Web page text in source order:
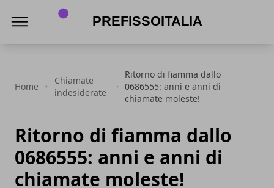
Home
Chiamate
indesiderate
Ritorno di fiamma dallo
0686555: anni e anni di
chiamate moleste!
Ritorno di fiamma dallo
0686555: anni e anni di
chiamate moleste!